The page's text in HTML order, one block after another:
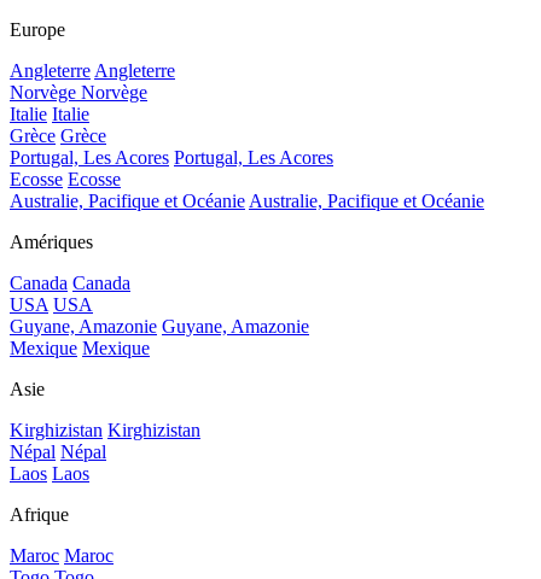
Europe
Angleterre Angleterre
Norvège Norvège
Italie Italie
Grèce Grèce
Portugal, Les Acores Portugal, Les Acores
Ecosse Ecosse
Australie, Pacifique et Océanie Australie, Pacifique et Océanie
Amériques
Canada Canada
USA USA
Guyane, Amazonie Guyane, Amazonie
Mexique Mexique
Asie
Kirghizistan Kirghizistan
Népal Népal
Laos Laos
Afrique
Maroc Maroc